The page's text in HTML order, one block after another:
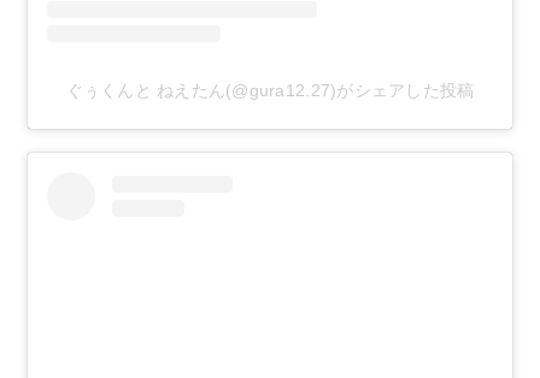
ぐぅくんと ねえたん(@gura12.27)がシェアした投稿